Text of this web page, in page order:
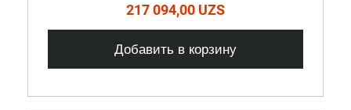
217 094,00 UZS
Добавить в корзину